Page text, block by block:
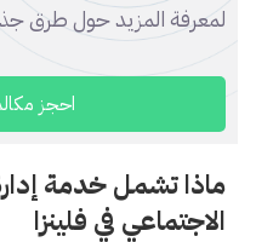
لمعرفة المزيد حول طرق
احجز
ماذا تشمل خدمة
الاجتماعي في فلينزا